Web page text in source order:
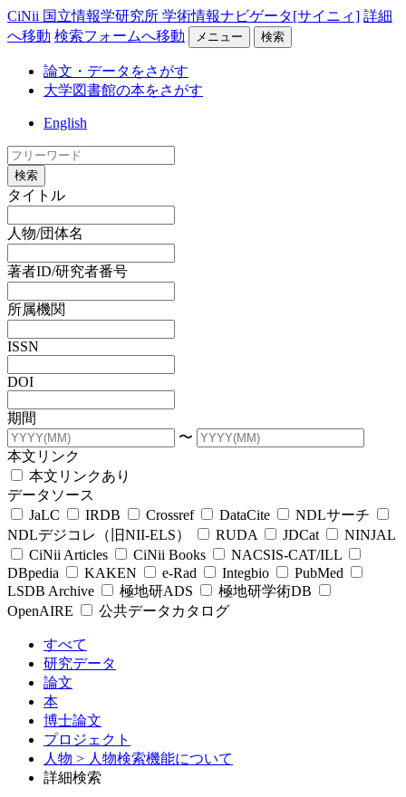
CiNii 国立情報学研究所 学術情報ナビゲータ[サイニィ] 詳細
へ移動 検索フォームへ移動 メニュー 検索
論文・データをさがす
大学図書館の本をさがす
English
検索
タイトル
人物/団体名
著者ID/研究者番号
所属機関
ISSN
DOI
期間
〜
本文リンク
本文リンクあり
データソース
JaLC
IRDB Crossref DataCite
NDLサーチ
NDLデジコレ（旧NII-ELS）
RUDA JDCat
NINJAL
CiNii Articles
CiNii Books
NACSIS-CAT/ILL
DBpedia
KAKEN e-Rad Integbio
PubMed
LSDB Archive
極地研ADS
極地研学術DB
OpenAIRE
公共データカタログ
すべて
研究データ
論文
本
博士論文
プロジェクト
人物 > 人物検索機能について
詳細検索